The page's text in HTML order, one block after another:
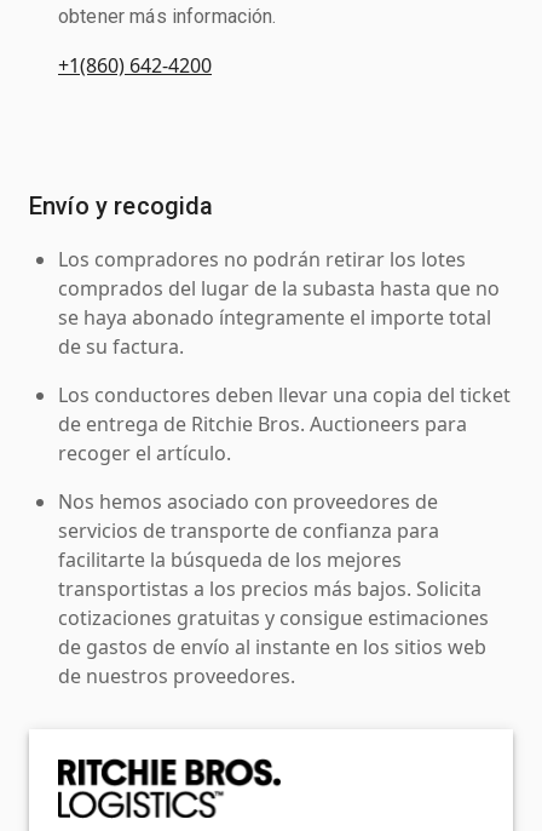
obtener más información.
+1(860) 642-4200
Envío y recogida
Los compradores no podrán retirar los lotes
comprados del lugar de la subasta hasta que no
se haya abonado íntegramente el importe total
de su factura.
Los conductores deben llevar una copia del ticket
de entrega de Ritchie Bros. Auctioneers para
recoger el artículo.
Nos hemos asociado con proveedores de
servicios de transporte de confianza para
facilitarte la búsqueda de los mejores
transportistas a los precios más bajos. Solicita
cotizaciones gratuitas y consigue estimaciones
de gastos de envío al instante en los sitios web
de nuestros proveedores.